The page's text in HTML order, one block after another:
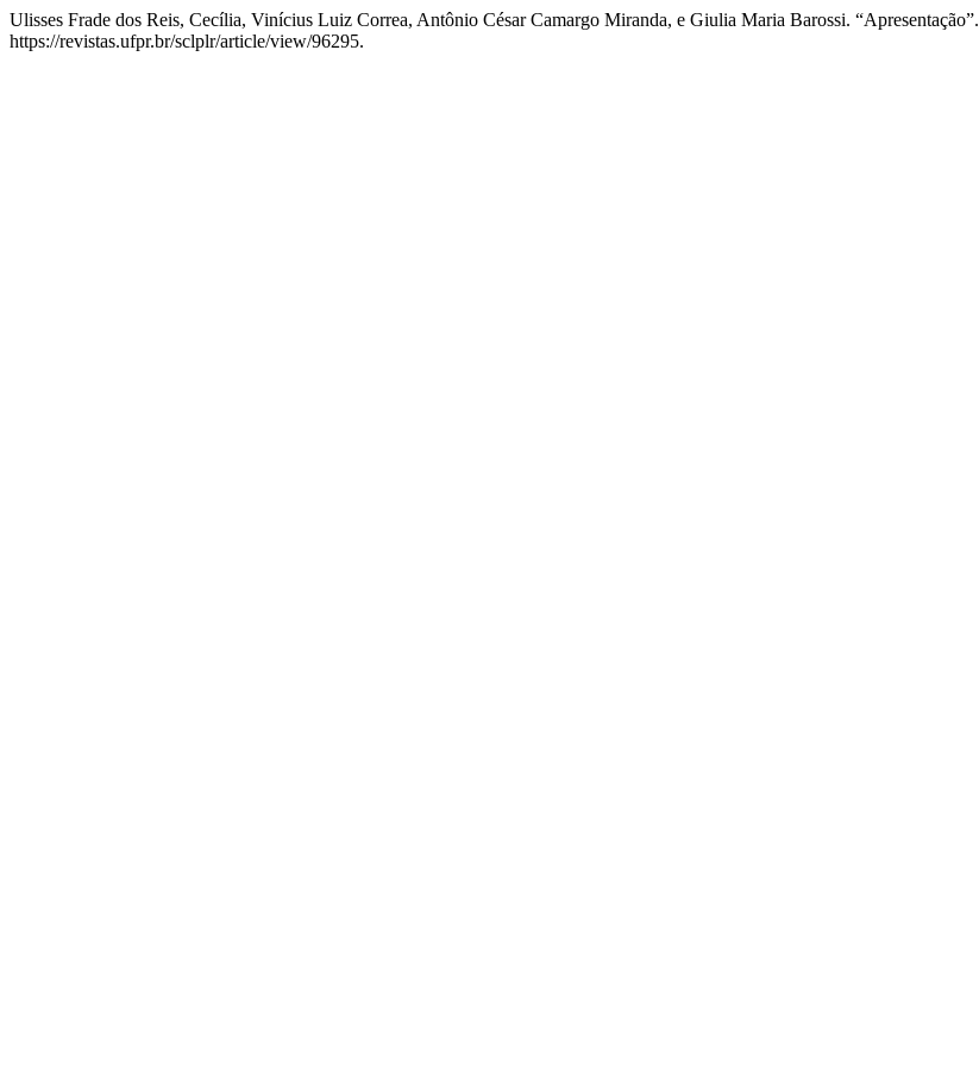
Ulisses Frade dos Reis, Cecília, Vinícius Luiz Correa, Antônio César Camargo Miranda, e Giulia Maria Barossi. “Apresentação”.
https://revistas.ufpr.br/sclplr/article/view/96295.